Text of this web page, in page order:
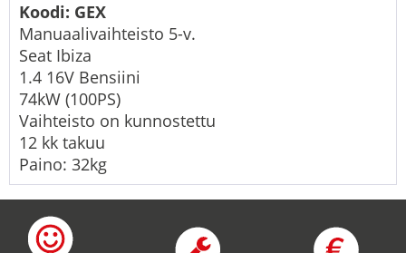
Koodi: GEX
Manuaalivaihteisto 5-v.
Seat Ibiza
1.4 16V Bensiini
74kW (100PS)
Vaihteisto on kunnostettu
12 kk takuu
Paino: 32kg